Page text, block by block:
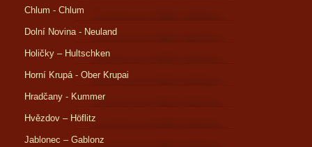
Chlum - Chlum
Dolní Novina - Neuland
Holičky – Hultschken
Horní Krupá - Ober Krupai
Hradčany - Kummer
Hvězdov – Höflitz
Jablonec – Gablonz